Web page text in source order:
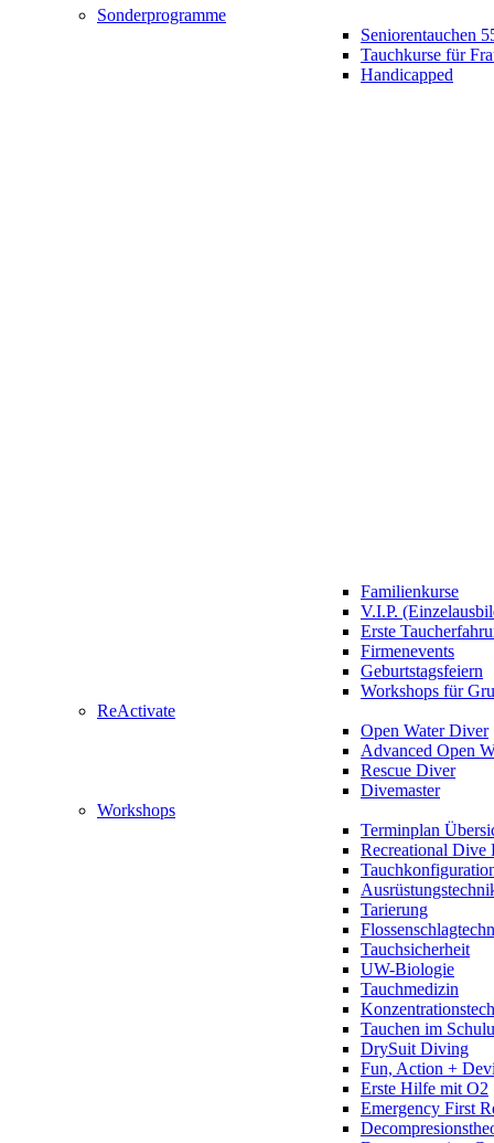
Sonderprogramme
Seniorentauchen
Tauchkurse für
Handicapped
Familienkurse
V.I.P.
Erste
Firmenevents
Geburtstagsfeiern
Workshops für
ReActivate
Open Water Diver
Advanced Open
Rescue Diver
Divemaster
Workshops
Terminplan
Recreational Dive
Tarierung
Tauchsicherheit
UW-Biologie
Tauchmedizin
Tauchen im
DrySuit Diving
Fun, Action +
Erste Hilfe mit O2
Emergency First